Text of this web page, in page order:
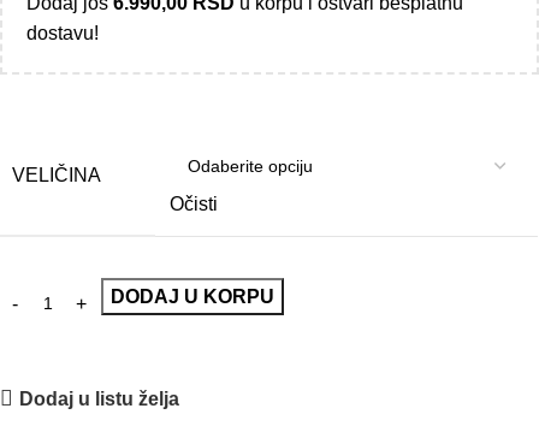
dostavu!
VELIČINA
Očisti
DODAJ U KORPU
Dodaj u listu želja